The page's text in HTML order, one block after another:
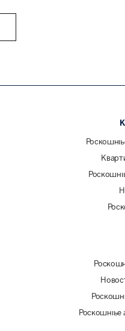
Роскошные